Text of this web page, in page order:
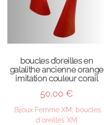
boucles d’oreilles en
galalithe ancienne orange
imitation couleur corail
50,00 €
Bijoux Femme XM
boucles
d'oreilles XM